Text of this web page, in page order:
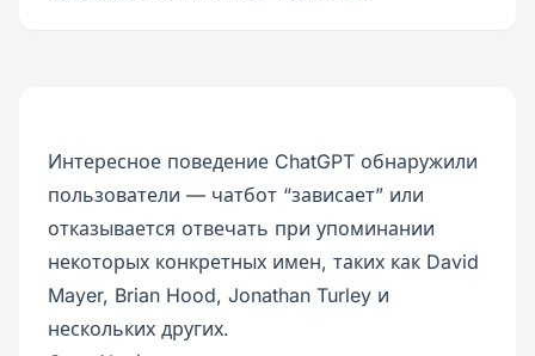
Интересное поведение ChatGPT обнаружили
пользователи — чатбот “зависает” или
отказывается отвечать при упоминании
некоторых конкретных имен, таких как David
Mayer, Brian Hood, Jonathan Turley и
нескольких других.